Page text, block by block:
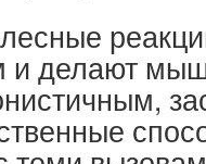
и делают